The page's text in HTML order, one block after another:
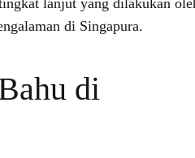
di Singapura.
di